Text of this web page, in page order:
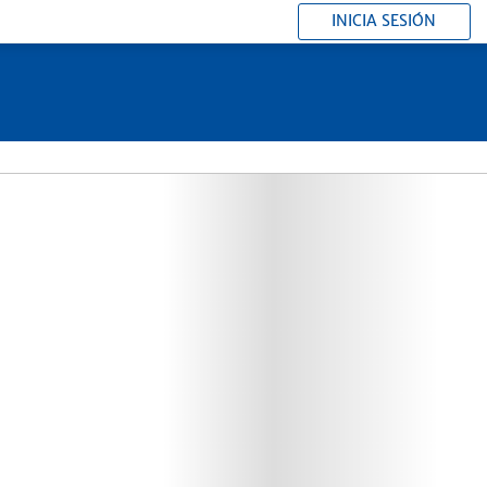
INICIA SESIÓN